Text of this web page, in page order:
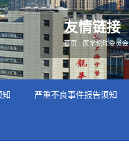
友情链接
首页- 医学伦理委员会
严重不良事件报告须知